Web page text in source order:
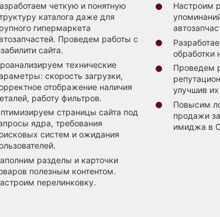
четкую и понятную
каталога даже для
гипермаркета
Проведем работы с
сайта.
технические
скорость загрузки,
отображение наличия
работу фильтров.
страницы сайта под
ядра, требования
систем и ожидания
разделы и карточки
полезным контентом.
перелинковку.
Настроим
обработки
Проведем
улучшив их
Повысим
продажи
имиджа в